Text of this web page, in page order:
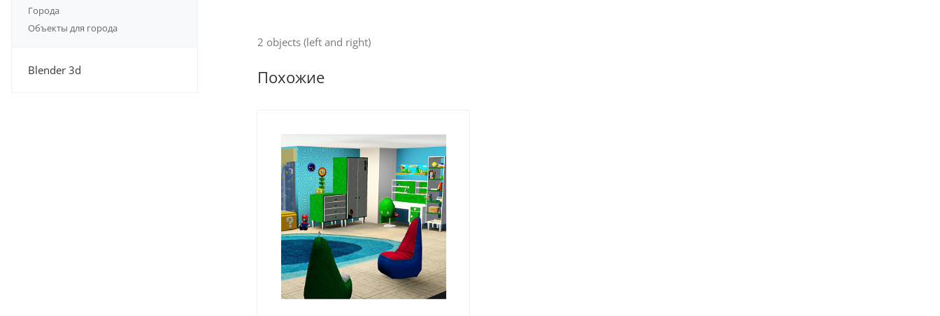
Города
Объекты для города
Blender 3d
2 objects (left and right)
Похожие